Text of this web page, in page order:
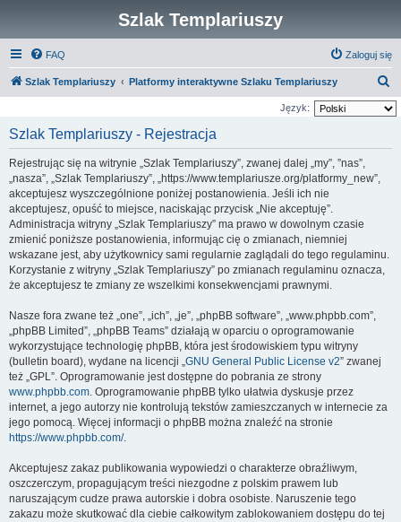
Szlak Templariuszy
FAQ Zaloguj się
Szlak Templariuszy Platformy interaktywne Szlaku Templariuszy
z
Język:
Szlak Templariuszy - Rejestracja
Rejestrując się na witrynie „Szlak Templariuszy”, zwanej dalej „my”, ”nas”,
„nasza”, „Szlak Templariuszy”, „https://www.templariusze.org/platformy_new”,
akceptujesz wyszczególnione poniżej postanowienia. Jeśli ich nie
akceptujesz, opuść to miejsce, naciskając przycisk „Nie akceptuję”.
Administracja witryny „Szlak Templariuszy” ma prawo w dowolnym czasie
zmienić poniższe postanowienia, informując cię o zmianach, niemniej
wskazane jest, aby użytkownicy sami regularnie zaglądali do tego regulaminu.
Korzystanie z witryny „Szlak Templariuszy” po zmianach regulaminu oznacza,
że akceptujesz te zmiany ze wszelkimi konsekwencjami prawnymi.
Nasze fora zwane też „one”, „ich”, „je”, „phpBB software”, „www.phpbb.com”,
„phpBB Limited”, „phpBB Teams” działają w oparciu o oprogramowanie
wykorzystujące technologię phpBB, która jest środowiskiem typu witryny
(bulletin board), wydane na licencji „GNU General Public License v2” zwanej
też „GPL”. Oprogramowanie jest dostępne do pobrania ze strony
www.phpbb.com. Oprogramowanie phpBB tylko ułatwia dyskusje przez
internet, a jego autorzy nie kontrolują tekstów zamieszczanych w internecie za
jego pomocą. Więcej informacji o phpBB można znaleźć na stronie
https://www.phpbb.com/.
Akceptujesz zakaz publikowania wypowiedzi o charakterze obraźliwym,
oszczerczym, propagującym treści niezgodne z polskim prawem lub
naruszającym cudze prawa autorskie i dobra osobiste. Naruszenie tego
zakazu może skutkować dla ciebie całkowitym zablokowaniem dostępu do tej